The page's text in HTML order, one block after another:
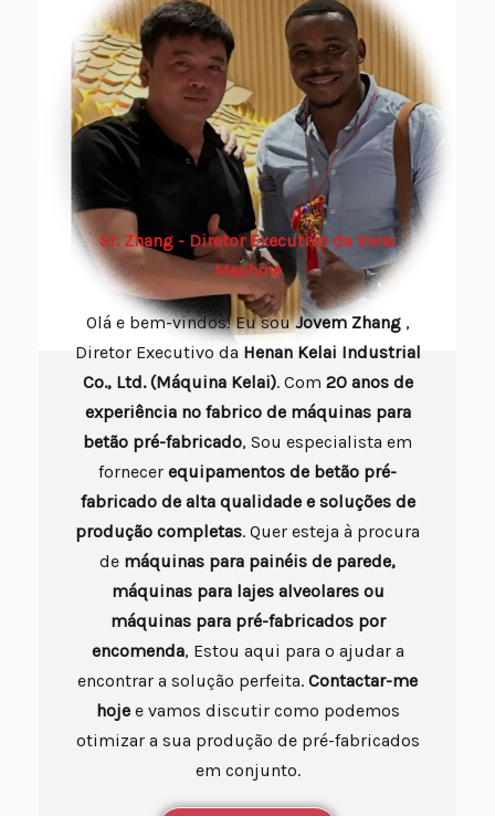
Sr. Zhang - Diretor Executivo da Kelai
Machine
Olá e bem-vindos! Eu souJovem Zhang ,
Diretor Executivo da Henan Kelai Industrial
Co., Ltd. (Máquina Kelai). Com 20 anos de
experiência no fabrico de máquinas para
betão pré-fabricado, Sou especialista em
fornecer equipamentos de betão pré-
fabricado de alta qualidade e soluções de
produção completas. Quer esteja à procura
de máquinas para painéis de parede,
máquinas para lajes alveolares ou
máquinas para pré-fabricados por
encomenda, Estou aqui para o ajudar a
encontrar a solução perfeita. Contactar-me
hojee vamos discutir como podemos
otimizar a sua produção de pré-fabricados
em conjunto.